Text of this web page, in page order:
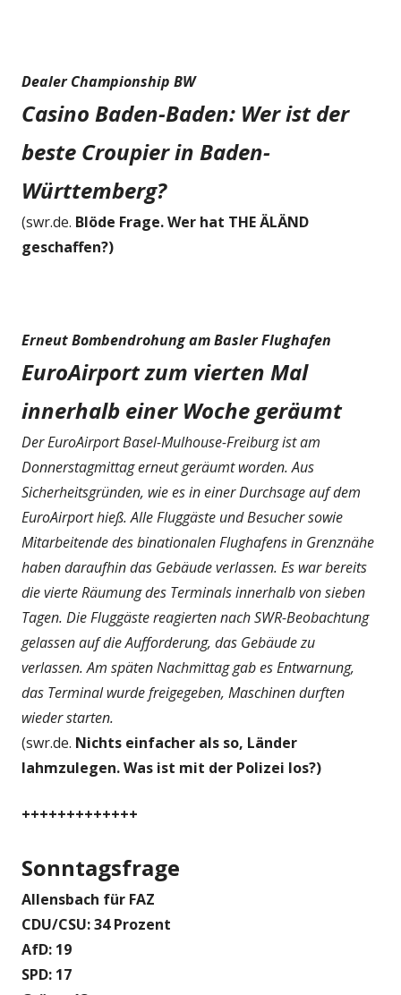
Dealer Championship BW
Casino Baden-Baden: Wer ist der
beste Croupier in Baden-
Württemberg?
(swr.de. Blöde Frage. Wer hat THE ÄLÄND
geschaffen?)
Erneut Bombendrohung am Basler Flughafen
EuroAirport zum vierten Mal
innerhalb einer Woche geräumt
Der EuroAirport Basel-Mulhouse-Freiburg ist am
Donnerstagmittag erneut geräumt worden. Aus
Sicherheitsgründen, wie es in einer Durchsage auf dem
EuroAirport hieß. Alle Fluggäste und Besucher sowie
Mitarbeitende des binationalen Flughafens in Grenznähe
haben daraufhin das Gebäude verlassen. Es war bereits
die vierte Räumung des Terminals innerhalb von sieben
Tagen. Die Fluggäste reagierten nach SWR-Beobachtung
gelassen auf die Aufforderung, das Gebäude zu
verlassen. Am späten Nachmittag gab es Entwarnung,
das Terminal wurde freigegeben, Maschinen durften
wieder starten.
(swr.de. Nichts einfacher als so, Länder
lahmzulegen. Was ist mit der Polizei los?)
+++++++++++++
Sonntagsfrage
Allensbach für FAZ
CDU/CSU: 34 Prozent
AfD: 19
SPD: 17